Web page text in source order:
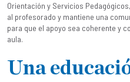
Orientación y Servicios
al profesorado y mantiene una
para que el apoyo sea coherente y
aula.
Una